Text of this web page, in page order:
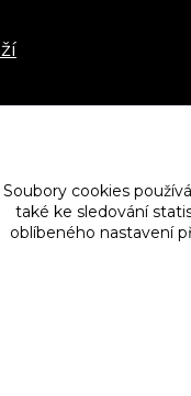
Soubory cookies
také ke sledování
oblíbeného nastavení